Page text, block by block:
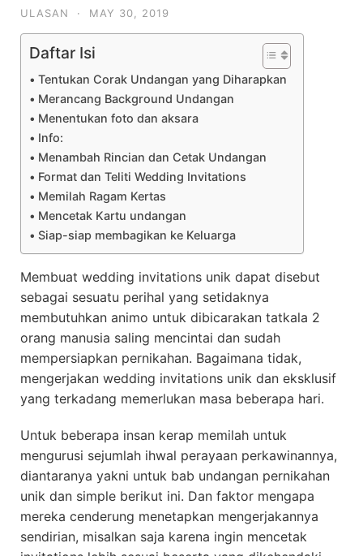
ULASAN · MAY 30, 2019
Daftar Isi
Tentukan Corak Undangan yang Diharapkan
Merancang Background Undangan
Menentukan foto dan aksara
Info:
Menambah Rincian dan Cetak Undangan
Format dan Teliti Wedding Invitations
Memilah Ragam Kertas
Mencetak Kartu undangan
Siap-siap membagikan ke Keluarga
Membuat wedding invitations unik dapat disebut
sebagai sesuatu perihal yang setidaknya
membutuhkan animo untuk dibicarakan tatkala 2
orang manusia saling mencintai dan sudah
mempersiapkan pernikahan. Bagaimana tidak,
mengerjakan wedding invitations unik dan eksklusif
yang terkadang memerlukan masa beberapa hari.
Untuk beberapa insan kerap memilah untuk
mengurusi sejumlah ihwal perayaan perkawinannya,
diantaranya yakni untuk bab undangan pernikahan
unik dan simple berikut ini. Dan faktor mengapa
mereka cenderung menetapkan mengerjakannya
sendirian, misalkan saja karena ingin mencetak